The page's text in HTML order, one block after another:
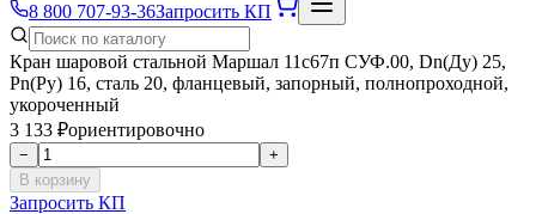
8 800 707-93-36Запросить КП
Кран шаровой стальной Маршал 11с67п СУФ.00, Dn(Ду) 25,
Рn(Ру) 16, сталь 20, фланцевый, запорный, полнопроходной,
укороченный
3 133 ₽ориентировочно
−
+
В корзину
Запросить КП